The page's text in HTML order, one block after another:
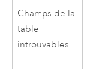
Champs de la
table
introuvables.